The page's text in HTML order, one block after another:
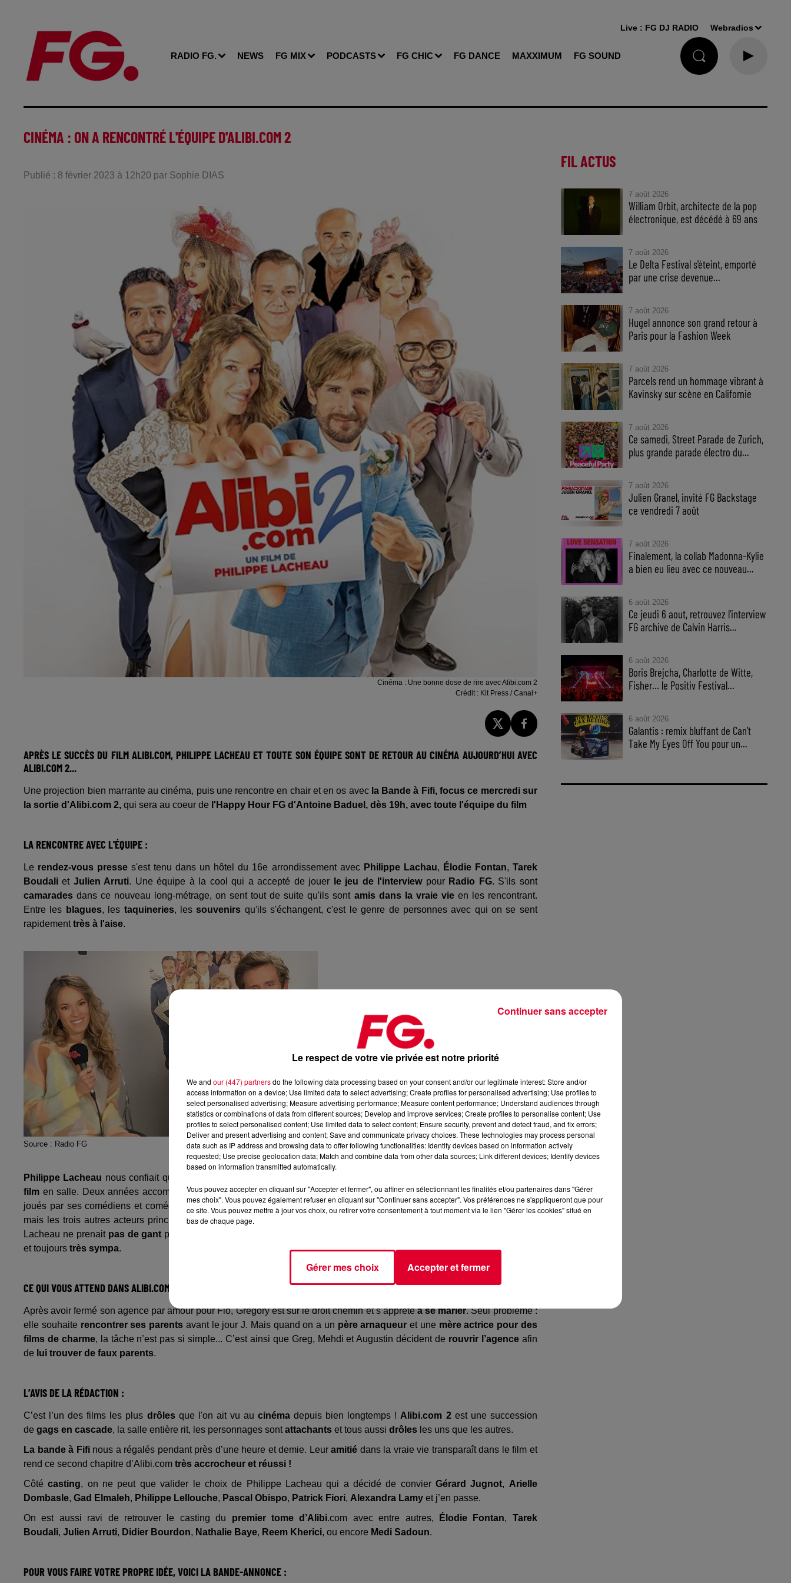
RADIO FG. NEWS FG MIX PODCASTS FG CHIC FG DANCE MAXXIMUM FG SOUND
Live : FG DJ RADIO Webradios
CINÉMA : ON A RENCONTRÉ L'ÉQUIPE D'ALIBI.COM 2
Publié : 8 février 2023 à 12h20 par Sophie DIAS
Cinéma : Une bonne dose de rire avec Alibi.com 2
Crédit : Kit Press / Canal+
APRÈS LE SUCCÈS DU FILM ALIBI.COM, PHILIPPE LACHEAU ET TOUTE SON ÉQUIPE SONT DE RETOUR AU CINÉMA AUJOURD’HUI AVEC
ALIBI.COM 2...
Une projection bien marrante au cinéma, puis une rencontre en chair et en os avec la Bande à Fifi, focus ce mercredi sur
la sortie d'Alibi.com 2, qui sera au coeur de l'Happy Hour FG d'Antoine Baduel, dès 19h, avec toute l'équipe du film
LA RENCONTRE AVEC L'ÉQUIPE :
Le rendez-vous presse s'est tenu dans un hôtel du 16e arrondissement avec Philippe Lachau, Élodie Fontan, Tarek
Boudali et Julien Arruti. Une équipe à la cool qui a accepté de jouer le jeu de l'interviewpour Radio FG. S'ils sont
camaradesdans ce nouveau long-métrage, on sent tout de suite qu'ils sontamis dans la vraie vieen les rencontrant.
Entre les blagues, les taquineries, lessouvenirs qu'ils s'échangent, c'est le genre de personnes avec qui on se sent
rapidementtrès à l'aise.
Source : Radio FG
Philippe Lacheau nous confiait que deux années s'étaient écoulées entre l'
film en salle. Deux années accompagnées d'un peu de stress, puis d'un certainsoulagementen voyant lesrépliques
joués par ses comédiens et comédiennes. On imagine tous que jouer dans un film réalisé par un amiest chose facile,
mais les trois autres acteurs principaux -Élodie Fontan
Lacheau ne prenait pas de gant pour les recadrer, leur faire rejouer des scènes, mais qu'il était un
et toujours très sympa.
CE QUI VOUS ATTEND DANS ALIBI.COM 2 :
Après avoir fermé son agence par amour pour Flo, Grégory est sur le droit chemin et s’apprêteà se marier. Seul problème :
elle souhaite rencontrer ses parents avant le jour J. Mais quand on a un père arnaqueuret une mère actrice pour des
films de charme, la tâche n’est pas si simple... C’est ainsi que Greg, Mehdi et Augustin décident de rouvrir l’agenceafin
de lui trouver de faux parents.
L’AVIS DE LA RÉDACTION :
C’est l’un des films les plus drôles que l'on ait vu aucinémadepuis bien longtemps ! Alibi.com 2 est une succession
de gags en cascade, la salle entière rit, les personnages sontattachants et tous aussi drôles les uns que les autres.
La bande à Fifinous a régalés pendant près d’une heure et demie. Leuramitié dans la vraie vie transparaît dans le film et
rend ce second chapitre d’Alibi.com très accrocheur et réussi !
Côtécasting, on ne peut que valider le choix de Philippe Lacheau qui a décidé de convierGérard Jugnot, Arielle
Dombasle, Gad Elmaleh, Philippe Lellouche, Pascal Obispo, Patrick Fiori, Alexandra Lamy et j’en passe.
On est aussi ravi de retrouver le casting du premier tome d’Alibi.com avec entre autres, Élodie Fontan, Tarek
Boudali, Julien Arruti, Didier Bourdon, Nathalie Baye, Reem Kherici, ou encore Medi Sadoun.
POUR VOUS FAIRE VOTRE PROPRE IDÉE, VOICI LA BANDE-ANNONCE :
FIL ACTUS
7 août 2026
William Orbit, architecte de la pop
électronique, est décédé à 69 ans
7 août 2026
Le Delta Festival s'éteint, emporté
par une crise devenue...
7 août 2026
Hugel annonce son grand retour à
Paris pour la Fashion Week
7 août 2026
Parcels rend un hommage vibrant à
Kavinsky sur scène en Californie
7 août 2026
Ce samedi, Street Parade de Zurich,
plus grande parade électro du...
7 août 2026
Julien Granel, invité FG Backstage
ce vendredi 7 août
7 août 2026
Finalement, la collab Madonna-Kylie
a bien eu lieu avec ce nouveau...
6 août 2026
Ce jeudi 6 aout, retrouvez l'interview
FG archive de Calvin Harris...
6 août 2026
Boris Brejcha, Charlotte de Witte,
Fisher… le Positiv Festival...
6 août 2026
Galantis : remix bluffant de Can’t
Take My Eyes Off You pour un...
Le respect de votre vie privée est notre priorité
We and our (447) partnersdo the following data processing based on your consent and/or our legitimate interest: Store and/or
access information on a device; Use limited data to select advertising; Create profiles for personalised advertising; Use profiles to
select personalised advertising; Measure advertising performance; Measure content performance; Understand audiences through
statistics or combinations of data from different sources; Develop and improve services; Create profiles to personalise content; Use
profiles to select personalised content; Use limited data to select content; Ensure security, prevent and detect fraud, and fix errors;
Deliver and present advertising and content; Save and communicate privacy choices. These technologies may process personal
data such as IP address and browsing data to offer following functionalities: Identify devices based on information actively
requested; Use precise geolocation data; Match and combine data from other data sources; Link different devices; Identify devices
based on information transmitted automatically.
Vous pouvez accepter en cliquant sur "Accepter et fermer", ou affiner en sélectionnant les finalités et/ou partenaires dans "Gérer
mes choix". Vous pouvez également refuser en cliquant sur "Continuer sans accepter". Vos préférences ne s'appliqueront que pour
ce site. Vous pouvez mettre à jour vos choix, ou retirer votre consentement à tout moment via le lien "Gérer les cookies" situé en
bas de chaque page.
Gérer mes choix Accepter et fermer
Continuer sans accepter